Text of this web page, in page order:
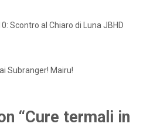
Scontro al Chiaro di Luna JBHD
Subranger! Mairu!
“Cure termali in